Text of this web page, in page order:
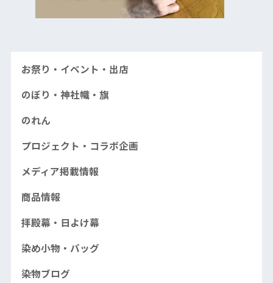
お祭り・イベント・出店
のぼり・神社幟・旗
のれん
プロジェクト・コラボ企画
メディア掲載情報
商品情報
拝殿幕・日よけ幕
染め小物・バッグ
染物ブログ